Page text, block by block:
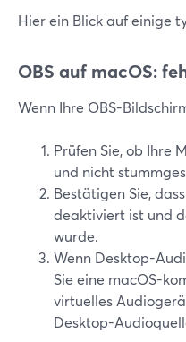
Hier ein Blick auf einige
OBS auf macOS:
Wenn Ihre OBS-
Prüfen Sie, ob Ihre
und nicht
Bestätigen Sie,
deaktiviert ist und
wurde.
Wenn Desktop-
Sie eine macOS-
virtuelles
Desktop-